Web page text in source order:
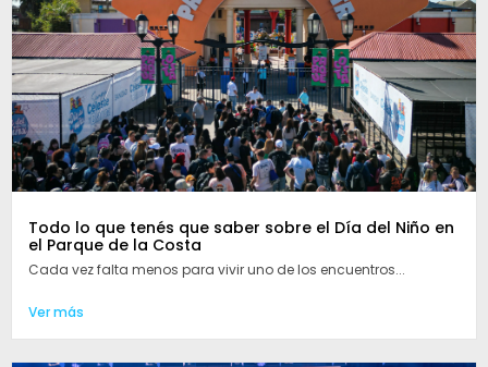
Todo lo que tenés que saber sobre el Día del Niño en
el Parque de la Costa
Cada vez falta menos para vivir uno de los encuentros...
Ver más